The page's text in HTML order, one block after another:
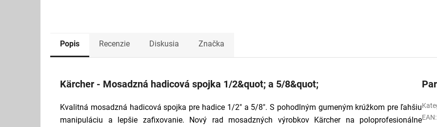
Popis Recenzie Diskusia Značka
Kärcher - Mosadzná hadicová spojka 1/2&quot; a 5/8&quot;
Kvalitná mosadzná hadicová spojka pre hadice 1/2" a 5/8". S pohodlným gumeným krúžkom pre ľahšiu
manipuláciu a lepšie zafixovanie. Nový rad mosadzných výrobkov Kärcher na poloprofesionálneEAN: